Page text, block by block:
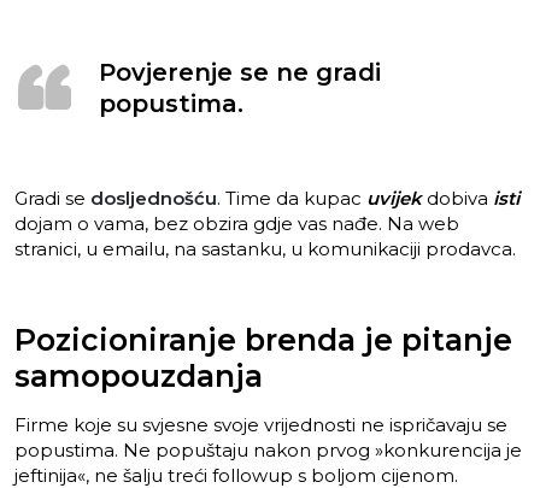
Povjerenje se ne gradi
popustima.
Gradi se dosljednošću. Time da kupac uvijekdobiva isti
dojam o vama, bez obzira gdje vas nađe. Na web
stranici, u emailu, na sastanku, u komunikaciji prodavca.
Pozicioniranje brenda je pitanje
samopouzdanja
Firme koje su svjesne svoje vrijednosti ne ispričavaju se
popustima. Ne popuštaju nakon prvog »konkurencija je
jeftinija«, ne šalju treći followup s boljom cijenom.